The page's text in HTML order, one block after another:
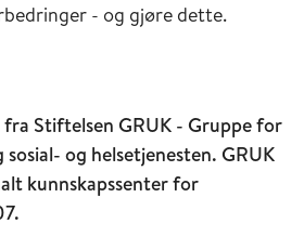
- og gjøre dette.
Stiftelsen GRUK - Gruppe for
og helsetjenesten. GRUK
kunnskapssenter for